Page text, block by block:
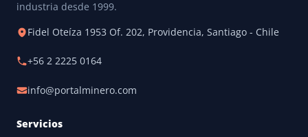
industria desde 1999.
Fidel Oteíza 1953 Of. 202, Providencia, Santiago - Chile
+56 2 2225 0164
info@portalminero.com
Servicios